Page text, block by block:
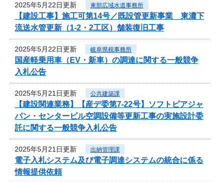
2025年5月22日更新 東部広域水道事務所
【建設工事】施工可第14号／既設管更新事業 東濃下
流送水管更新（1-2・2工区）舗装復旧工事
2025年5月22日更新 岐阜県税事務所
国産軽乗用車（EV・新車）の調達に関する一般競争
入札公告
2025年5月21日更新 公共建築課
【建設関連業務】【産デ委第7-22号】ソフトピアジャ
パン・センタービル空調設備等更新工事の実施設計委
託に関する一般競争入札公告
2025年5月21日更新 出納管理課
電子入札システム及び電子調達システムの統合に係る
情報提供依頼